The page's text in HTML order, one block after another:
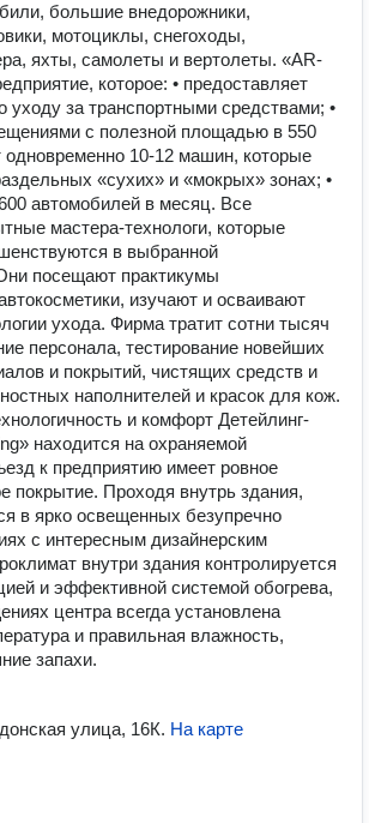
большие внедорожники,
мотоциклы, снегоходы,
яхты, самолеты и вертолеты. «AR-
которое: • предоставляет
уходу за транспортными средствами; •
с полезной площадью в 550
одновременно 10-12 машин, которые
«сухих» и «мокрых» зонах; •
автомобилей в месяц. Все
мастера-технологи, которые
в выбранной
посещают практикумы
изучают и осваивают
ухода. Фирма тратит сотни тысяч
персонала, тестирование новейших
и покрытий, чистящих средств и
наполнителей и красок для кож.
и комфорт Детейлинг-
находится на охраняемой
к предприятию имеет ровное
покрытие. Проходя внутрь здания,
в ярко освещенных безупречно
с интересным дизайнерским
внутри здания контролируется
и эффективной системой обогрева,
центра всегда установлена
и правильная влажность,
запахи.
улица, 16К. На карте